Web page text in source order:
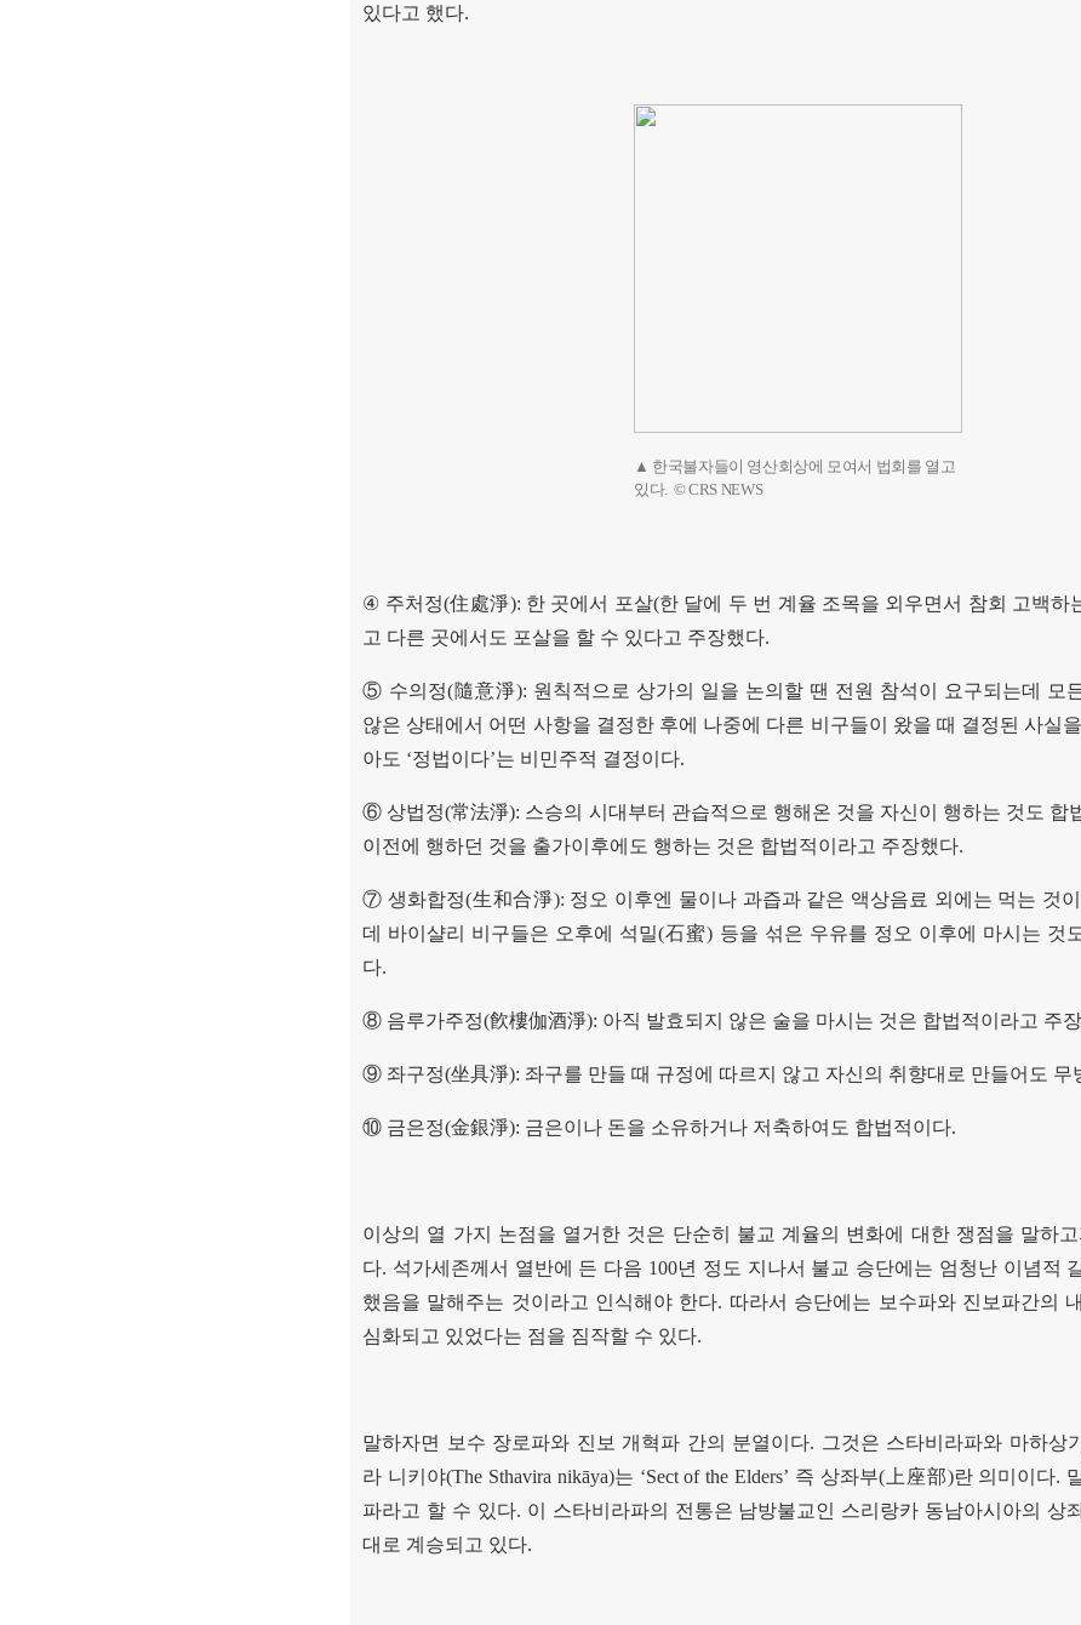
있다고 했다.
▲ 한국불자들이 영산회상에 모여서 법회를 열고
있다. © CRS NEWS
④ 주처정(住處淨): 한 곳에서 포살(한 달에 두 번 계율 조목을 외우면서 참회 고백하
고 다른 곳에서도 포살을 할 수 있다고 주장했다.
⑤ 수의정(隨意淨): 원칙적으로 상가의 일을 논의할 땐 전원 참석이 요구되는데 모
않은 상태에서 어떤 사항을 결정한 후에 나중에 다른 비구들이 왔을 때 결정된 사실
아도 ‘정법이다’는 비민주적 결정이다.
⑥ 상법정(常法淨): 스승의 시대부터 관습적으로 행해온 것을 자신이 행하는 것도 합
이전에 행하던 것을 출가이후에도 행하는 것은 합법적이라고 주장했다.
⑦생화합정(生和合淨): 정오 이후엔 물이나 과즙과 같은 액상음료 외에는 먹는 것
데 바이샬리 비구들은 오후에 석밀(石蜜) 등을 섞은 우유를 정오 이후에 마시는 것
다.
⑧ 음루가주정(飮樓伽酒淨): 아직 발효되지 않은 술을 마시는 것은 합법적이라고 주
⑨ 좌구정(坐具淨): 좌구를 만들 때 규정에 따르지 않고 자신의 취향대로 만들어도 무
⑩ 금은정(金銀淨): 금은이나 돈을 소유하거나 저축하여도 합법적이다.
이상의 열 가지 논점을 열거한 것은 단순히 불교 계율의 변화에 대한 쟁점을 말하
다. 석가세존께서 열반에 든 다음 100년 정도 지나서 불교 승단에는 엄청난 이념적
했음을 말해주는 것이라고 인식해야 한다. 따라서 승단에는 보수파와 진보파간의
심화되고 있었다는 점을 짐작할 수 있다.
말하자면 보수 장로파와 진보 개혁파 간의 분열이다. 그것은 스타비라파와 마하상
라 니키야(The Sthavira nikāya)는 ‘Sect of the Elders’ 즉 상좌부(上座部)란 의미이다.
파라고 할 수 있다. 이 스타비라파의 전통은 남방불교인 스리랑카 동남아시아의 상
대로 계승되고 있다.